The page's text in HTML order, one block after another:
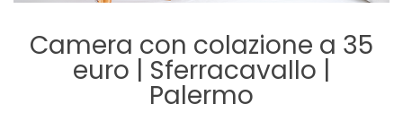
Camera con colazione a 35
euro | Sferracavallo |
Palermo